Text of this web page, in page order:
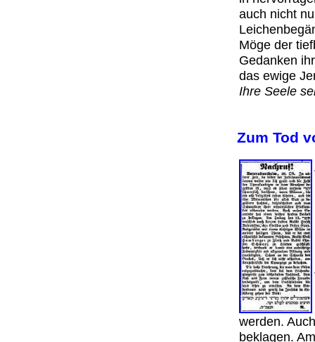
auch nicht
Möge der
Gedanken
das ewige
Ihre Seele
Zum Tod
werden.
beklagen.